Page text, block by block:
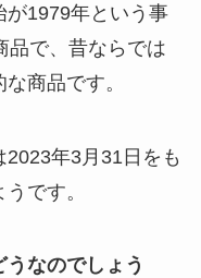
】服はどこで買う？
・安くて質がいいブ
販売中止？理由は出
が1979年という事
品で、昔ならでは
商品です。
年3月31日をも
です。
なのでしょう